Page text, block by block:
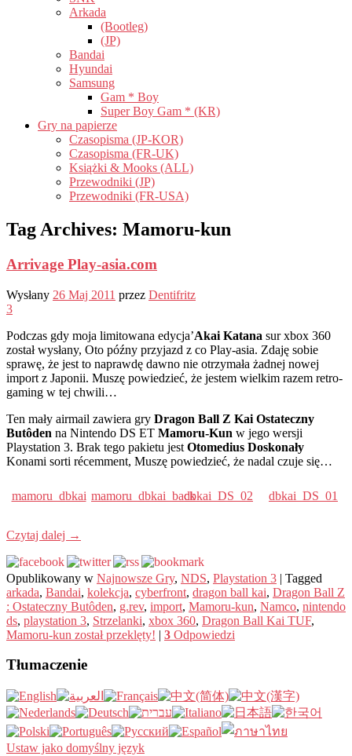
Arkada
(Bootleg)
(JP)
Bandai
Hyundai
Samsung
Gam * Boy
Super Boy Gam * (KR)
Gry na papierze
Czasopisma (JP-KOR)
Czasopisma (FR-UK)
Książki & Mooks (ALL)
Przewodniki (JP)
Przewodniki (FR-USA)
Tag Archives: Mamoru-kun
Arrivage Play-asia.com
Wysłany 26 Maj 2011 przez Dentifritz
3
Podczas gdy moja limitowana edycja’Akai Katana sur xbox 360
został wysłany, Oto późny przyjazd z co Play-asia. Zdaję sobie
sprawę, że jest to naprawdę dawno nie otrzymała żadnej nowej
import z Japonii. Muszę powiedzieć, że jestem wielkim razem retro-
gaming w tej chwili…
Ten mały airmail zawiera gry Dragon Ball Z Kai Ostateczny
Butôden na Nintendo DS ET Mamoru-Kun w jego wersji
Playstation 3. Brak tego pakietu jest Otomedius Doskonały
Konami sorti récemment, Muszę powiedzieć, że nadal czuje się…
mamoru_dbkai mamoru_dbkai_backdbkai_DS_02 dbkai_DS_01
Czytaj dalej →
Opublikowany w Najnowsze Gry, NDS, Playstation 3 | Tagged
arkada, Bandai, kolekcja, cyberfront, dragon ball kai, Dragon Ball Z
: Ostateczny Butôden, g.rev, import, Mamoru-kun, Namco, nintendo
ds, playstation 3, Strzelanki, xbox 360, Dragon Ball Kai TUF,
Mamoru-kun został przeklęty! | 3 Odpowiedzi
Tłumaczenie
Ustaw jako domyślny język